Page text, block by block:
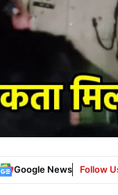
Google News Follow